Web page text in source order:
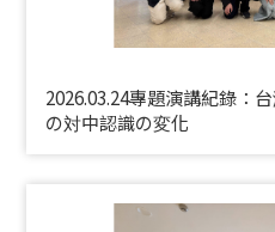
2026.03.24專題演講紀錄：
の対中認識の変化